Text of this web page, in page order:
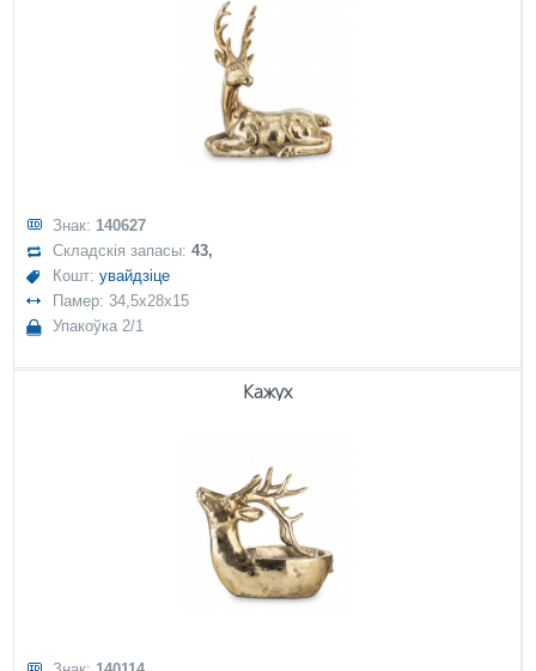
Знак: 140627
Складскія запасы:43,
Кошт:увайдзіце
Памер: 34,5x28x15
Упакоўка 2/1
Кажух